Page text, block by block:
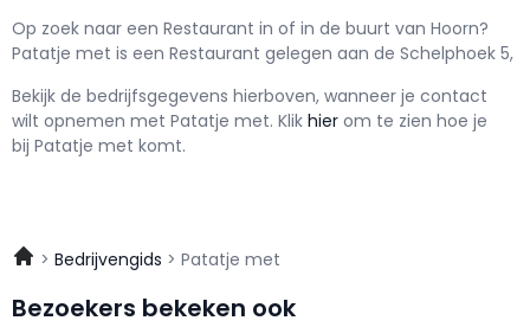
Op zoek naar een Restaurant in of in de buurt van Hoorn?
Patatje met is een Restaurant gelegen aan de Schelphoek 5,
Bekijk de bedrijfsgegevens hierboven, wanneer je contact
wilt opnemen met Patatje met. Klik hier om te zien hoe je
bij Patatje met komt.
Bedrijvengids Patatje met
Bezoekers bekeken ook